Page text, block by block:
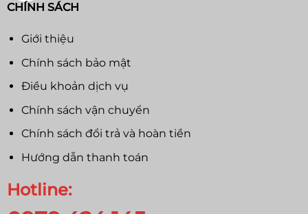
CHÍNH SÁCH
Giới thiệu
Chính sách bảo mật
Điều khoản dịch vụ
Chính sách vận chuyển
Chính sách đổi trả và hoàn tiền
Hướng dẫn thanh toán
Hotline: